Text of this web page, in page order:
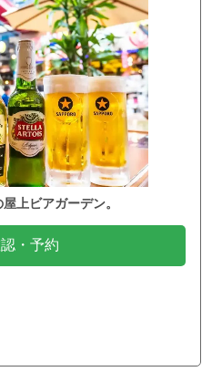
上ビアガーデン。
・予約